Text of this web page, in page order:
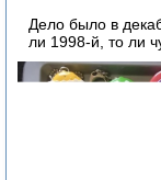
Дело было в
ли 1998-й, то ли